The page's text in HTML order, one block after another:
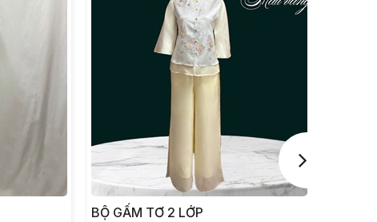
BỘ GẤM TƠ 2 LỚP